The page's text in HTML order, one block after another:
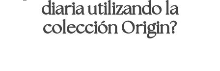
diaria utilizando la
colección Origin?